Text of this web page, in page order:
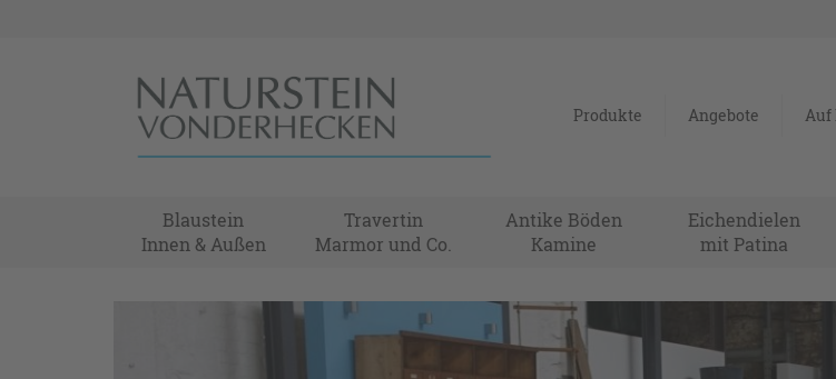
Produkte Angebote Auf
Blaustein
Innen & Außen
Travertin
Marmor und Co.
Antike Böden
Kamine
Eichendielen
mit Patina